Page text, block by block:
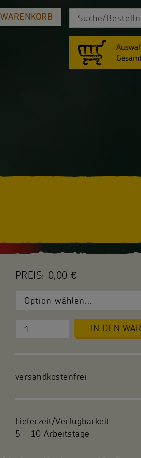
WARENKORB
PREIS: 0,00 €
IN DEN
versandkostenfrei
Lieferzeit/Verfügbarkeit:
5 - 10 Arbeitstage